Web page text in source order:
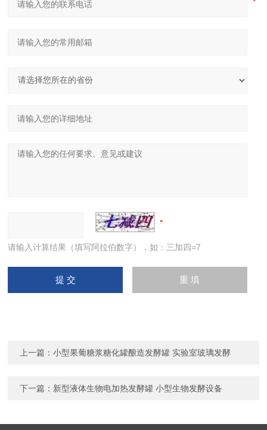
请输入计算结果（填写阿拉伯数字），如：三加四=7
上一篇：小型果葡糖浆糖化罐酿造发酵罐 实验室玻璃发酵
下一篇： 新型液体生物电加热发酵罐 小型生物发酵设备